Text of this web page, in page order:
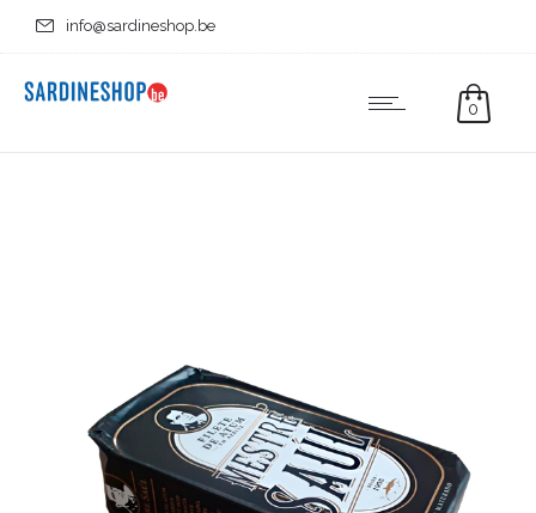
info@sardineshop.be
0